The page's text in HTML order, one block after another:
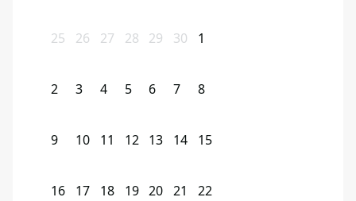
25 26 27 28 29 30 1
2 3 4 5 6 7 8
9 10 11 12 13 14 15
16 17 18 19 20 21 22